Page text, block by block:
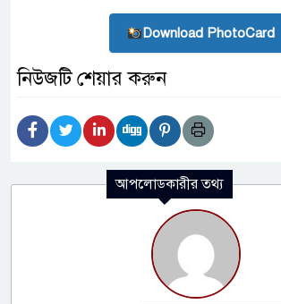
Download PhotoCard
নিউজটি শেয়ার করুন
আপলোডকারীর তথ্য